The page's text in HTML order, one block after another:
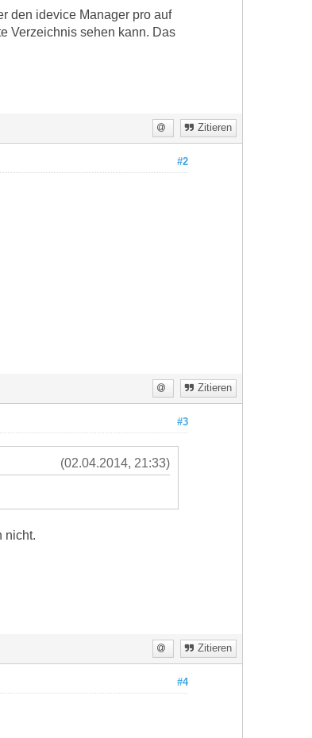
den idevice Manager pro auf
Verzeichnis sehen kann. Das
Zitieren
#2
Zitieren
#3
(02.04.2014, 21:33)
nicht.
Zitieren
#4